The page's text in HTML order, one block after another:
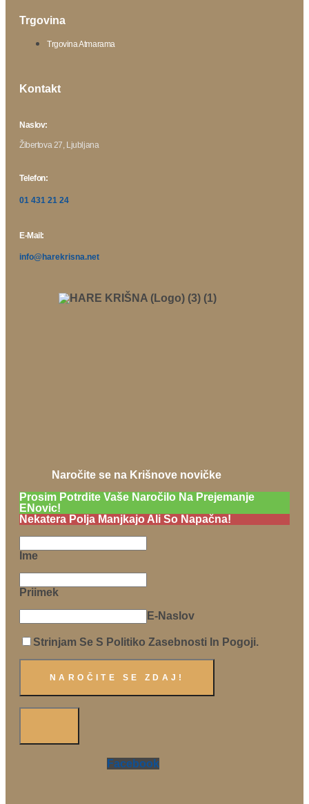
Trgovina
Trgovina Atmarama
Kontakt
Naslov:
Žibertova 27, Ljubljana
Telefon:
01 431 21 24
E-Mail:
info@harekrisna.net
Naročite se na Krišnove novičke
Prosim Potrdite Vaše Naročilo Na Prejemanje
ENovic!
Nekatera Polja Manjkajo Ali So Napačna!
Ime
Priimek
E-Naslov
Strinjam Se S Politiko Zasebnosti In Pogoji.
Facebook